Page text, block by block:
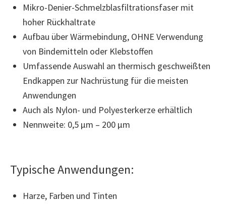
Mikro-Denier-Schmelzblasfiltrationsfaser mit
hoher Rückhaltrate
Aufbau über Wärmebindung, OHNE Verwendung
von Bindemitteln oder Klebstoffen
Umfassende Auswahl an thermisch geschweißten
Endkappen zur Nachrüstung für die meisten
Anwendungen
Auch als Nylon- und Polyesterkerze erhältlich
Nennweite: 0,5 µm – 200 µm
Typische Anwendungen:
Harze, Farben und Tinten